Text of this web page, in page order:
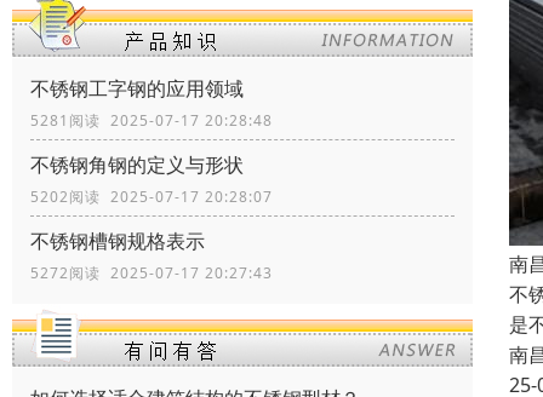
不锈钢工字钢的应用领域
5281阅读 2025-07-17 20:28:48
不锈钢角钢的定义与形状
5202阅读 2025-07-17 20:28:07
不锈钢槽钢规格表示
5272阅读 2025-07-17 20:27:43
南
不
是
南
25-